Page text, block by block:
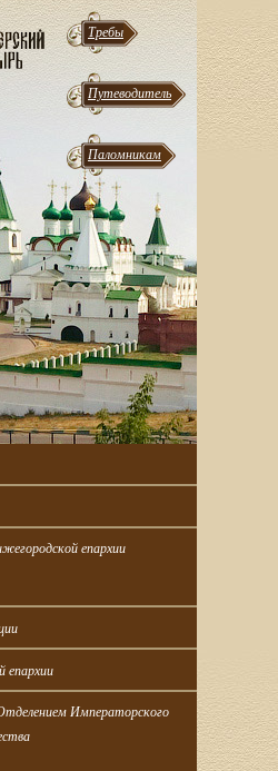
Требы
Путеводитель
Паломникам
епархии
епархии
Императорского